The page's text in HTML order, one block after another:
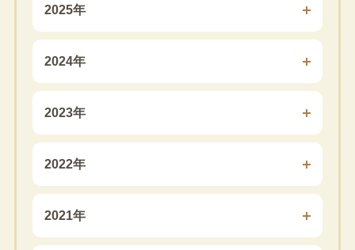
2025年
2024年
2023年
2022年
2021年